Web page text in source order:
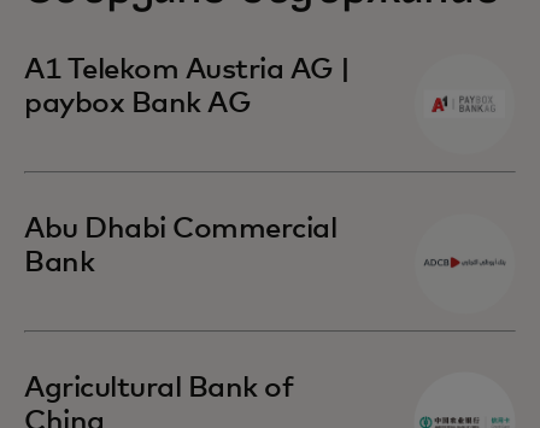
A1 Telekom Austria AG |
paybox Bank AG
Abu Dhabi Commercial
Bank
Agricultural Bank of
China